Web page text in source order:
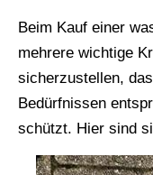
Beim Kauf einer
mehrere wichtige
sicherzustellen,
Bedürfnissen
schützt. Hier sind